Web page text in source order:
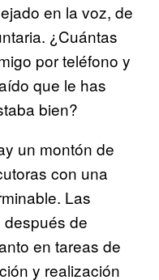
en la voz, de
¿Cuántas
por teléfono y
que le has
bien?
un montón de
con una
Las
de
en tareas de
y realización